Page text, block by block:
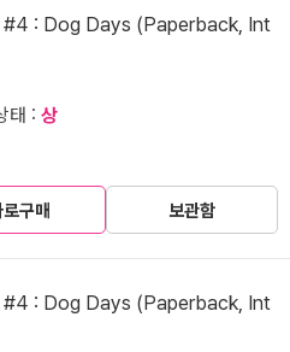
: Dog Days (Paperback, Int
태 : 상
로구매 보관함
: Dog Days (Paperback, Int